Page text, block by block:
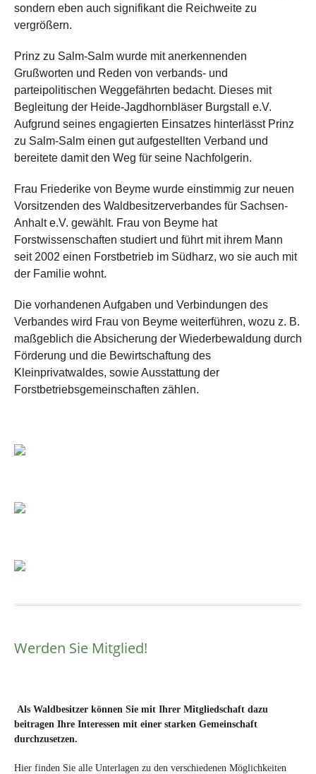
sondern eben auch signifikant die Reichweite zu
vergrößern.
Prinz zu Salm-Salm wurde mit anerkennenden
Grußworten und Reden von verbands- und
parteipolitischen Weggefährten bedacht. Dieses mit
Begleitung der Heide-Jagdhornbläser Burgstall e.V.
Aufgrund seines engagierten Einsatzes hinterlässt Prinz
zu Salm-Salm einen gut aufgestellten Verband und
bereitete damit den Weg für seine Nachfolgerin.
Frau Friederike von Beyme wurde einstimmig zur neuen
Vorsitzenden des Waldbesitzerverbandes für Sachsen-
Anhalt e.V. gewählt. Frau von Beyme hat
Forstwissenschaften studiert und führt mit ihrem Mann
seit 2002 einen Forstbetrieb im Südharz, wo sie auch mit
der Familie wohnt.
Die vorhandenen Aufgaben und Verbindungen des
Verbandes wird Frau von Beyme weiterführen, wozu z. B.
maßgeblich die Absicherung der Wiederbewaldung durch
Förderung und die Bewirtschaftung des
Kleinprivatwaldes, sowie Ausstattung der
Forstbetriebsgemeinschaften zählen.
Werden Sie Mitglied!
Als Waldbesitzer können Sie mit Ihrer Mitgliedschaft dazu
beitragen Ihre Interessen mit einer starken Gemeinschaft
durchzusetzen.
Hier finden Sie alle Unterlagen zu den verschiedenen Möglichkeiten